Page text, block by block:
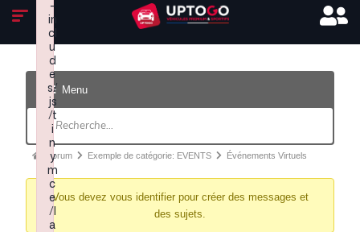
Menu
Forum Exemple de catégorie: EVENTS Événements Virtuels
Vous devez vous identifier pour créer des messages et
des sujets.
-
in
cl
u
d
e
s/
js
/t
i
n
y
m
c
e
/l
a